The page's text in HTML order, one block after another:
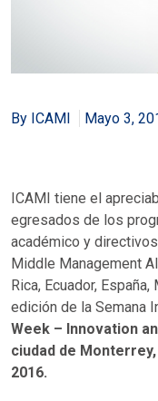
By ICAMI Mayo 3,
ICAMI tiene el
egresados de los
académico y
Middle Management
Rica, Ecuador,
edición de la Semana
Week – Innovation
ciudad de
2016.